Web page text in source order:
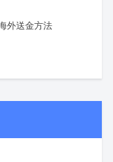
外送金方法